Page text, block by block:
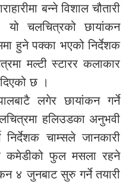
बन्ने विशाल चौतारी
यो चलचित्रको छायांकन
हुने पक्का भएको निर्देशक
मल्टी स्टारर कलाकार
दिएको छ ।
लगेर छायांकन गर्ने
हलिउडका अनुभवी
निर्देशक चाम्सले जानकारी
कमेडीको फुल मसला रहने
४ जुनबाट सुरु गर्ने तयारी